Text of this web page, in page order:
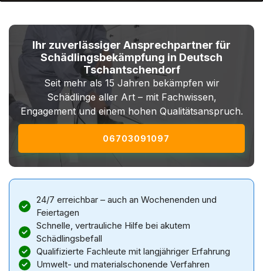
Ihr zuverlässiger Ansprechpartner für
Schädlingsbekämpfung in Deutsch
Tschantschendorf
Seit mehr als 15 Jahren bekämpfen wir
Schädlinge aller Art – mit Fachwissen,
Engagement und einem hohen Qualitätsanspruch.
06703091097
24/7 erreichbar – auch an Wochenenden und
Feiertagen
Schnelle, vertrauliche Hilfe bei akutem
Schädlingsbefall
Qualifizierte Fachleute mit langjähriger Erfahrung
Umwelt- und materialschonende Verfahren